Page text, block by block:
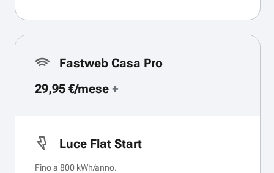
Fastweb Casa Pro
29,95 €/mese +
Luce Flat Start
Fino a 800 kWh/anno.